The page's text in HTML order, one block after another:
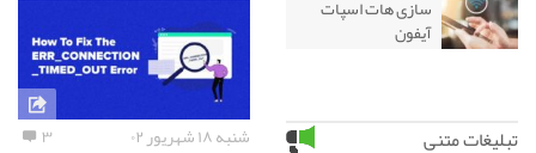
سازی هات اسپات
آیفون
تبلیغات متنی شنبه ۱۸ شهریور ۰۲ ۳